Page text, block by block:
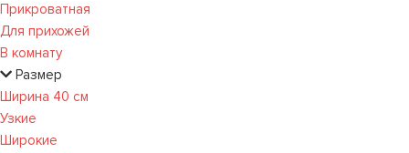
Прикроватная
Для прихожей
В комнату
Размер
Ширина 40 см
Узкие
Широкие